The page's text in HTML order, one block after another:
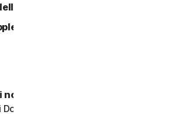
pirateria software.
proprietà.
sono di proprietà